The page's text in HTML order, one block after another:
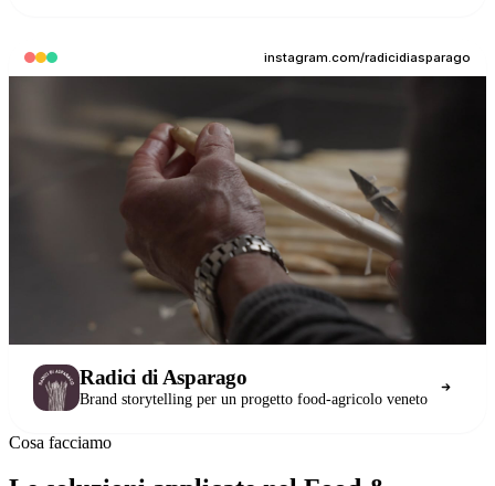
instagram.com/radicidiasparago
Radici di Asparago
Brand storytelling per un progetto food-agricolo veneto
Cosa facciamo